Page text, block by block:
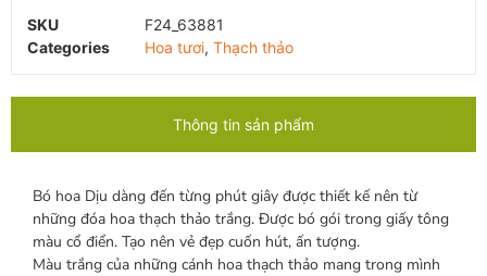
SKU
F24_63881
Categories
Hoa tươi, Thạch thảo
Thông tin sản phẩm
Bó hoa Dịu dàng đến từng phút giây được thiết kế nên từ
những đóa hoa thạch thảo trắng. Được bó gói trong giấy tông
màu cổ điển. Tạo nên vẻ đẹp cuốn hút, ấn tượng.
Màu trắng của những cánh hoa thạch thảo mang trong mình